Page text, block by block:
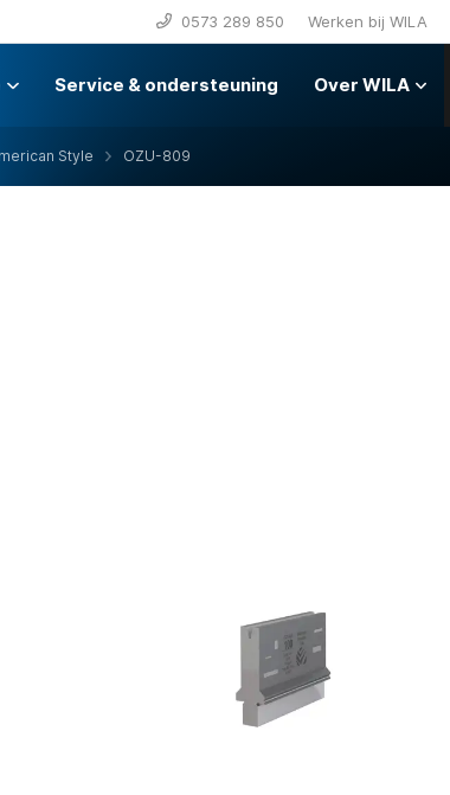
0573 289 850 Werken bij WILA
Service & ondersteuning Over WILA
Style OZU-809